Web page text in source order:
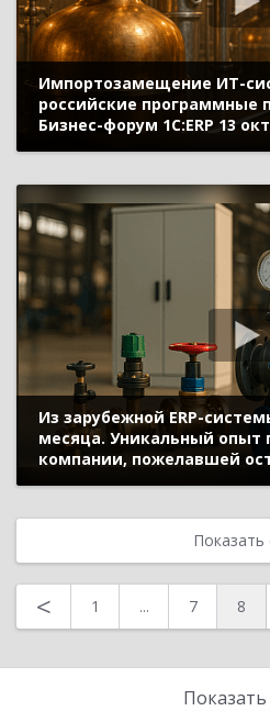
Показать
Импортозамещение ИТ-
российские программные
Бизнес-форум 1С:ERP 13
Из зарубежной ERP-
месяца. Уникальный опыт
компании, пожелавшей
< 1 ... 7 8